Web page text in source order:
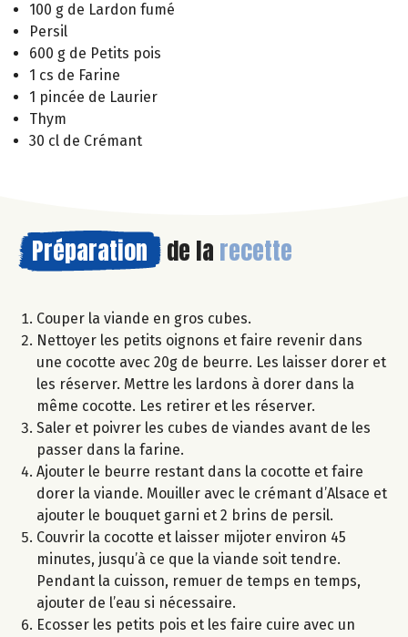
100 g de Lardon fumé
Persil
600 g de Petits pois
1 cs de Farine
1 pincée de Laurier
Thym
30 cl de Crémant
Préparation de la recette
Couper la viande en gros cubes.
Nettoyer les petits oignons et faire revenir dans
une cocotte avec 20g de beurre. Les laisser dorer et
les réserver. Mettre les lardons à dorer dans la
même cocotte. Les retirer et les réserver.
Saler et poivrer les cubes de viandes avant de les
passer dans la farine.
Ajouter le beurre restant dans la cocotte et faire
dorer la viande. Mouiller avec le crémant d’Alsace et
ajouter le bouquet garni et 2 brins de persil.
Couvrir la cocotte et laisser mijoter environ 45
minutes, jusqu’à ce que la viande soit tendre.
Pendant la cuisson, remuer de temps en temps,
ajouter de l’eau si nécessaire.
Ecosser les petits pois et les faire cuire avec un